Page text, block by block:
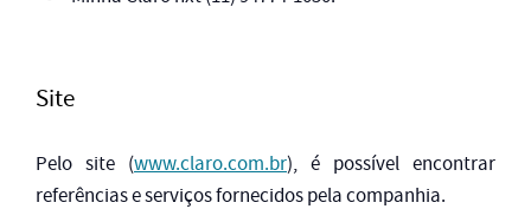
Site
Pelo site (www.claro.com.br), é possível encontrar
referências e serviços fornecidos pela companhia.